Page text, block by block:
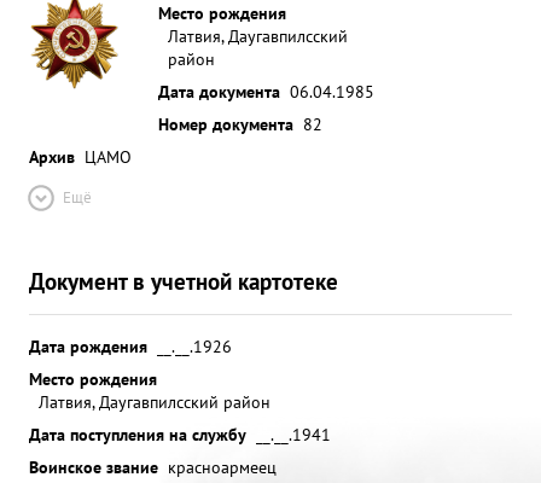
Место рождения
Латвия, Даугавпилсский
район
Дата документа 06.04.1985
Номер документа 82
Архив ЦАМО
Ещё
Документ в учетной картотеке
Дата рождения
__.__.1926
Место рождения
Латвия, Даугавпилсский район
Дата поступления на службу
__.__.1941
Воинское звание красноармеец